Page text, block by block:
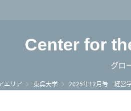
学 You,
Center for
グロ
エリア 東呉大学 2025年12月号 経営